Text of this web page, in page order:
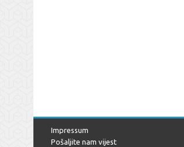
Impressum
Pošaljite nam vijest